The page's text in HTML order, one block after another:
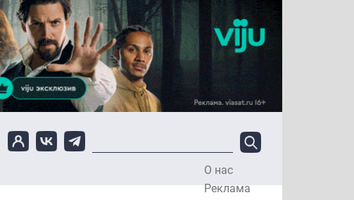
О нас
Реклама